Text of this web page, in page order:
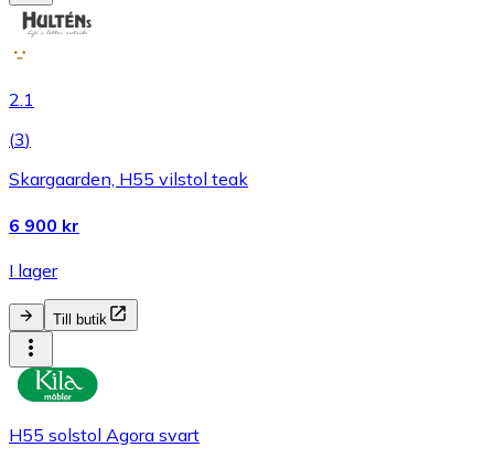
2.1
(3)
Skargaarden, H55 vilstol teak
6 900 kr
I lager
Till butik
H55 solstol Agora svart